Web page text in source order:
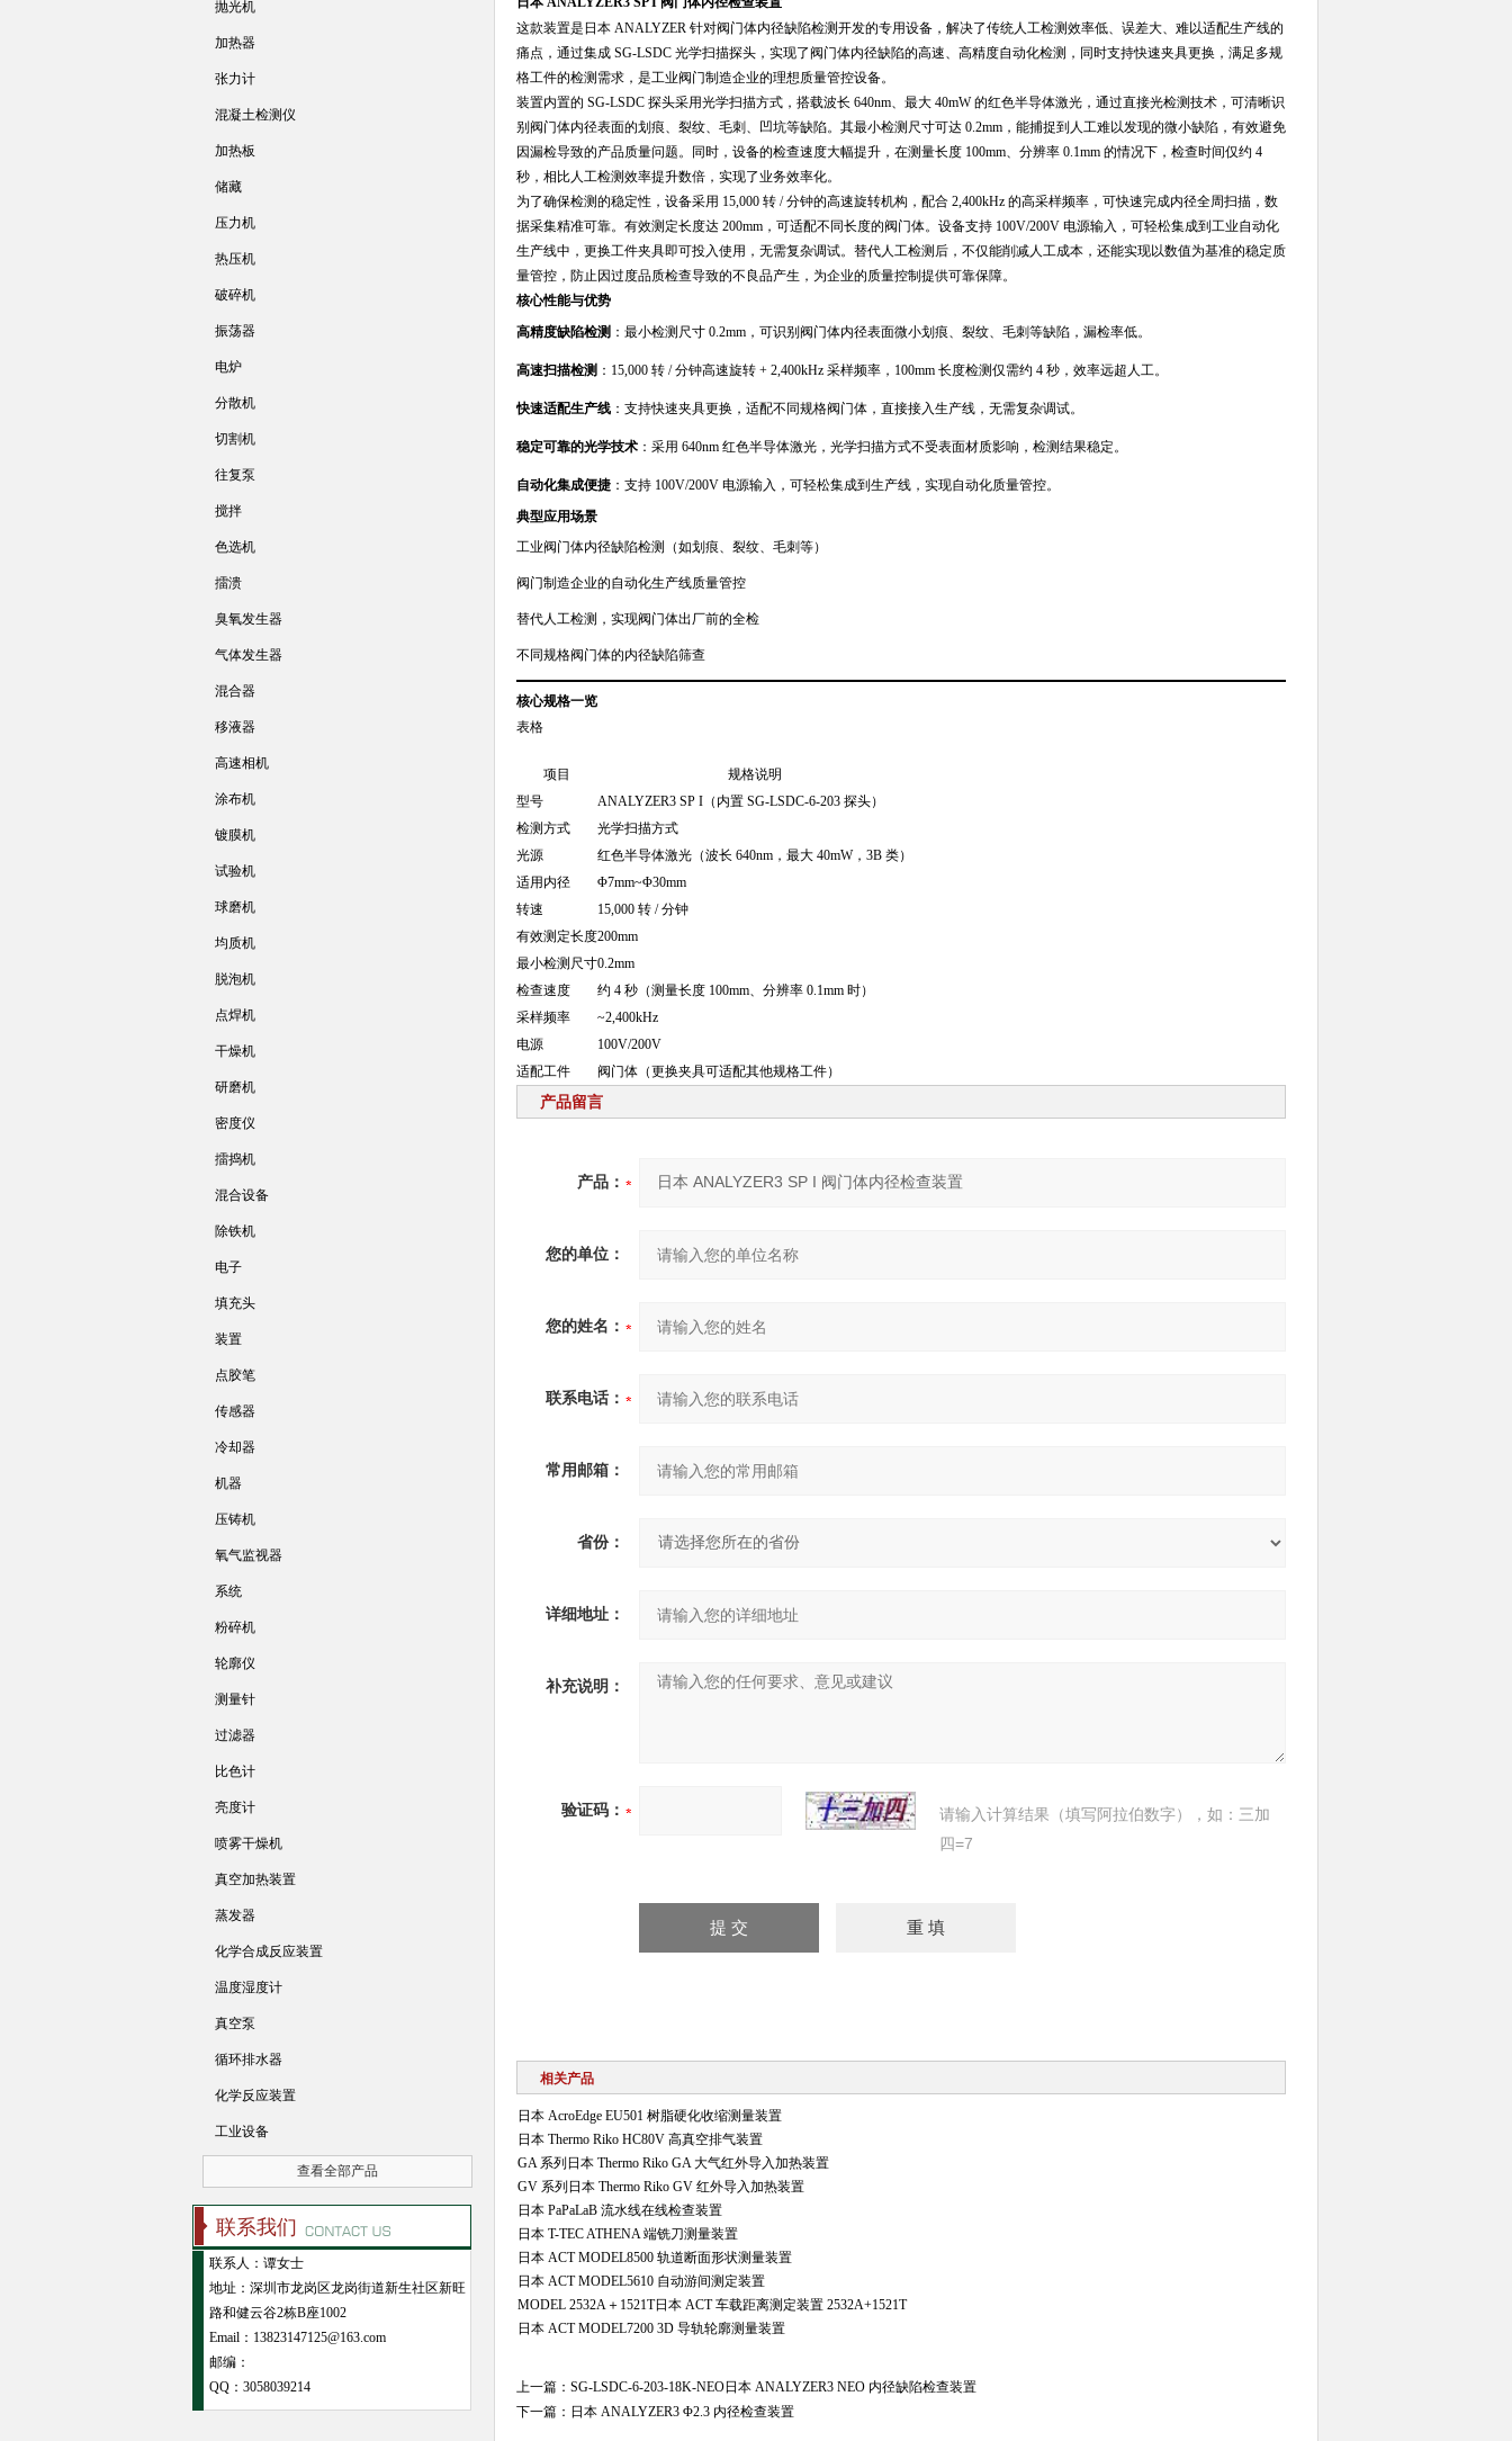
这款装置是日本 ANALYZER 针对阀门体内径缺陷检测开发的专用设备，解决了传统人工检测效率低、误差大、难以适配生产线的
痛点，通过集成 SG-LSDC 光学扫描探头，实现了阀门体内径缺陷的高速、高精度自动化检测，同时支持快速夹具更换，满足多规
格工件的检测需求，是工业阀门制造企业的理想质量管控设备。
装置内置的 SG-LSDC 探头采用光学扫描方式，搭载波长 640nm、最大 40mW 的红色半导体激光，通过直接光检测技术，可清晰识
别阀门体内径表面的划痕、裂纹、毛刺、凹坑等缺陷。其最小检测尺寸可达 0.2mm，能捕捉到人工难以发现的微小缺陷，有效避免
因漏检导致的产品质量问题。同时，设备的检查速度大幅提升，在测量长度 100mm、分辨率 0.1mm 的情况下，检查时间仅约 4
秒，相比人工检测效率提升数倍，实现了业务效率化。
为了确保检测的稳定性，设备采用 15,000 转 / 分钟的高速旋转机构，配合 2,400kHz 的高采样频率，可快速完成内径全周扫描，数
据采集精准可靠。有效测定长度达 200mm，可适配不同长度的阀门体。设备支持 100V/200V 电源输入，可轻松集成到工业自动化
生产线中，更换工件夹具即可投入使用，无需复杂调试。替代人工检测后，不仅能削减人工成本，还能实现以数值为基准的稳定质
量管控，防止因过度品质检查导致的不良品产生，为企业的质量控制提供可靠保障。
核心性能与优势
高精度缺陷检测 ：最小检测尺寸 0.2mm，可识别阀门体内径表面微小划痕、裂纹、毛刺等缺陷，漏检率低。
高速扫描检测 ：15,000 转 / 分钟高速旋转 + 2,400kHz 采样频率，100mm 长度检测仅需约 4 秒，效率远超人工。
快速适配生产线：支持快速夹具更换，适配不同规格阀门体，直接接入生产线，无需复杂调试。
稳定可靠的光学技术：采用 640nm 红色半导体激光，光学扫描方式不受表面材质影响，检测结果稳定。
自动化集成便捷：支持 100V/200V 电源输入，可轻松集成到生产线，实现自动化质量管控。
典型应用场景
工业阀门体内径缺陷检测（如划痕、裂纹、毛刺等）
阀门制造企业的自动化生产线质量管控
替代人工检测，实现阀门体出厂前的全检
不同规格阀门体的内径缺陷筛查
核心规格一览
表格
项目
规格说明
型号
ANALYZER3 SP I（内置 SG-LSDC-6-203 探头）
检测方式
光学扫描方式
光源
红色半导体激光（波长 640nm，最大 40mW，3B 类）
适用内径
Φ7mm~Φ30mm
转速
15,000 转 / 分钟
有效测定长度200mm
最小检测尺寸0.2mm
检查速度
约 4 秒（测量长度 100mm、分辨率 0.1mm 时）
采样频率
~2,400kHz
电源
100V/200V
适配工件
阀门体（更换夹具可适配其他规格工件）
产品留言
产品：
您的单位：
您的姓名：
联系电话：
常用邮箱：
省份：
详细地址：
补充说明：
验证码：
请输入计算结果（填写阿拉伯数字），如：三加
四=7
相关产品
日本 AcroEdge EU501 树脂硬化收缩测量装置
日本 Thermo Riko HC80V 高真空排气装置
GA 系列日本 Thermo Riko GA 大气红外导入加热装置
GV 系列日本 Thermo Riko GV 红外导入加热装置
日本 PaPaLaB 流水线在线检查装置
日本 T-TEC ATHENA 端铣刀测量装置
日本 ACT MODEL8500 轨道断面形状测量装置
日本 ACT MODEL5610 自动游间测定装置
MODEL 2532A＋1521T日本 ACT 车载距离测定装置 2532A+1521T
日本 ACT MODEL7200 3D 导轨轮廓测量装置
上一篇： SG-LSDC-6-203-18K-NEO日本 ANALYZER3 NEO 内径缺陷检查装置
下一篇： 日本 ANALYZER3 Φ2.3 内径检查装置
抛光机
加热器
张力计
混凝土检测仪
加热板
储藏
压力机
热压机
破碎机
振荡器
电炉
分散机
切割机
往复泵
搅拌
色选机
擂溃
臭氧发生器
气体发生器
混合器
移液器
高速相机
涂布机
镀膜机
试验机
球磨机
均质机
脱泡机
点焊机
干燥机
研磨机
密度仪
擂捣机
混合设备
除铁机
电子
填充头
装置
点胶笔
传感器
冷却器
机器
压铸机
氧气监视器
系统
粉碎机
轮廓仪
测量针
过滤器
比色计
亮度计
喷雾干燥机
真空加热装置
蒸发器
化学合成反应装置
温度湿度计
真空泵
循环排水器
化学反应装置
工业设备
查看全部产品
联系我们
联系人：谭女士
地址：深圳市龙岗区龙岗街道新生社区新旺
路和健云谷2栋B座1002
Email：13823147125@163.com
邮编：
QQ： 3058039214